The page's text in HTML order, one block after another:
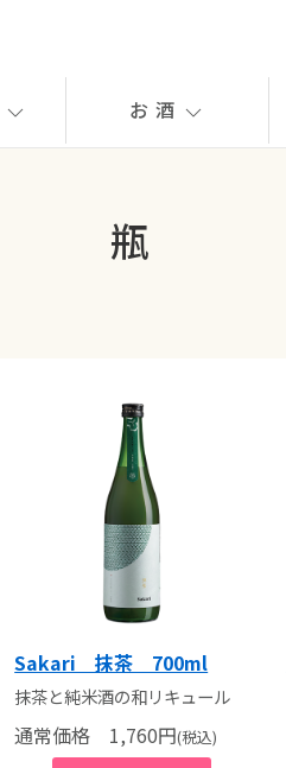
お酒
瓶
Sakari 抹茶 700ml
抹茶と純米酒の和リキュール
通常価格 1,760円(税込)